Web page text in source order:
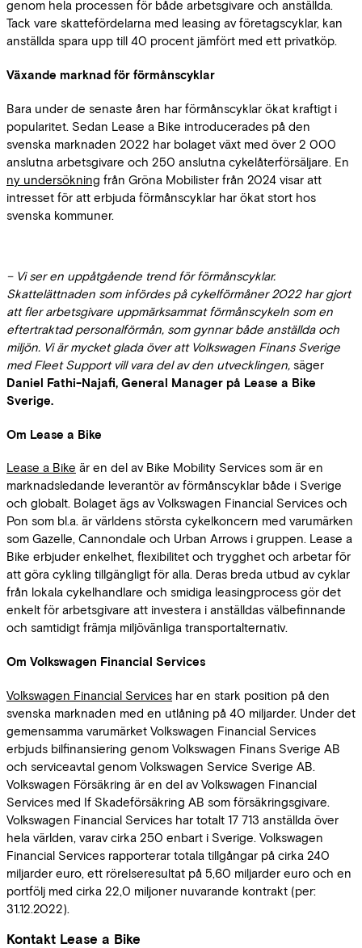
genom hela processen för både arbetsgivare och anställda.
Tack vare skattefördelarna med leasing av företagscyklar, kan
anställda spara upp till 40 procent jämfört med ett privatköp.
Växande marknad för förmånscyklar
Bara under de senaste åren har förmånscyklar ökat kraftigt i
popularitet. Sedan Lease a Bike introducerades på den
svenska marknaden 2022 har bolaget växt med över 2 000
anslutna arbetsgivare och 250 anslutna cykelåterförsäljare. En
ny undersökning från Gröna Mobilister från 2024 visar att
intresset för att erbjuda förmånscyklar har ökat stort hos
svenska kommuner.
– Vi ser en uppåtgående trend för förmånscyklar.
Skattelättnaden som infördes på cykelförmåner 2022 har gjort
att fler arbetsgivare uppmärksammat förmånscykeln som en
eftertraktad personalförmån, som gynnar både anställda och
miljön. Vi är mycket glada över att Volkswagen Finans Sverige
med Fleet Support vill vara del av den utvecklingen, säger
Daniel Fathi-Najafi, General Manager på Lease a Bike
Sverige.
Om Lease a Bike
Lease a Bike är en del av Bike Mobility Services som är en
marknadsledande leverantör av förmånscyklar både i Sverige
och globalt. Bolaget ägs av Volkswagen Financial Services och
Pon som bl.a. är världens största cykelkoncern med varumärken
som Gazelle, Cannondale och Urban Arrows i gruppen. Lease a
Bike erbjuder enkelhet, flexibilitet och trygghet och arbetar för
att göra cykling tillgängligt för alla. Deras breda utbud av cyklar
från lokala cykelhandlare och smidiga leasingprocess gör det
enkelt för arbetsgivare att investera i anställdas välbefinnande
och samtidigt främja miljövänliga transportalternativ.
Om Volkswagen Financial Services
Volkswagen Financial Services har en stark position på den
svenska marknaden med en utlåning på 40 miljarder. Under det
gemensamma varumärket Volkswagen Financial Services
erbjuds bilfinansiering genom Volkswagen Finans Sverige AB
och serviceavtal genom Volkswagen Service Sverige AB.
Volkswagen Försäkring är en del av Volkswagen Financial
Services med If Skadeförsäkring AB som försäkringsgivare.
Volkswagen Financial Services har totalt 17 713 anställda över
hela världen, varav cirka 250 enbart i Sverige. Volkswagen
Financial Services rapporterar totala tillgångar på cirka 240
miljarder euro, ett rörelseresultat på 5,60 miljarder euro och en
portfölj med cirka 22,0 miljoner nuvarande kontrakt (per:
31.12.2022).
Kontakt Lease a Bike